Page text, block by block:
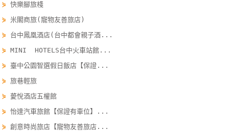
查
詢
房
Q&A
國
旅
⋟快樂腳旅棧
⋟米閣商旅(寵物友善旅店)
⋟ 台中鳳凰酒店(台中都會親子酒...
⋟MINI HOTELS台中火車站館...
⋟ 臺中公園智選假日飯店【保證...
⋟旅巷輕旅
⋟薆悅酒店五權館
⋟怡達汽車旅館【保證有車位】...
⋟創意時尚旅店【寵物友善旅店...